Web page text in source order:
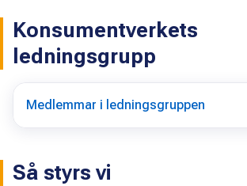
Konsumentverkets
ledningsgrupp
Medlemmar i ledningsgruppen
Så styrs vi